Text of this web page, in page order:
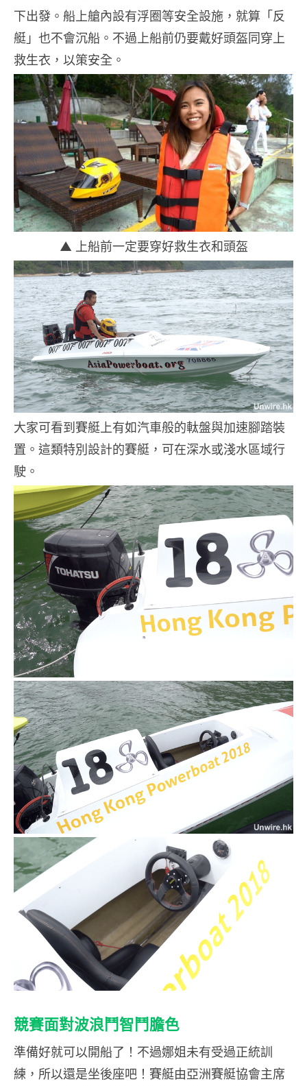
下出發。船上艙內設有浮圈等安全設施，就算「反
艇」也不會沉船。不過上船前仍要戴好頭盔同穿上
救生衣，以策安全。
▲ 上船前一定要穿好救生衣和頭盔
大家可看到賽艇上有如汽車般的軚盤與加速腳踏裝
置。這類特別設計的賽艇，可在深水或淺水區域行
駛。
競賽面對波浪鬥智鬥膽色
準備好就可以開船了！不過娜姐未有受過正統訓
練，所以還是坐後座吧！賽艇由亞洲賽艇協會主席